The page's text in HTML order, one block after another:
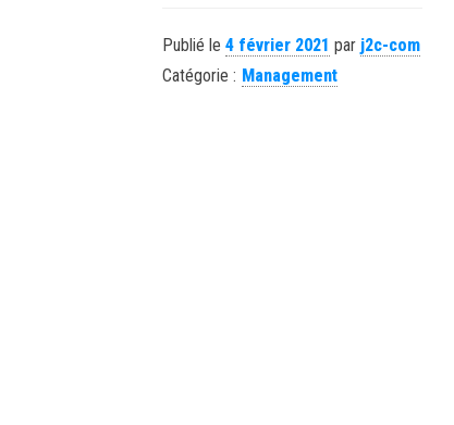
Publié le4 février 2021 par j2c-com
Catégorie : Management